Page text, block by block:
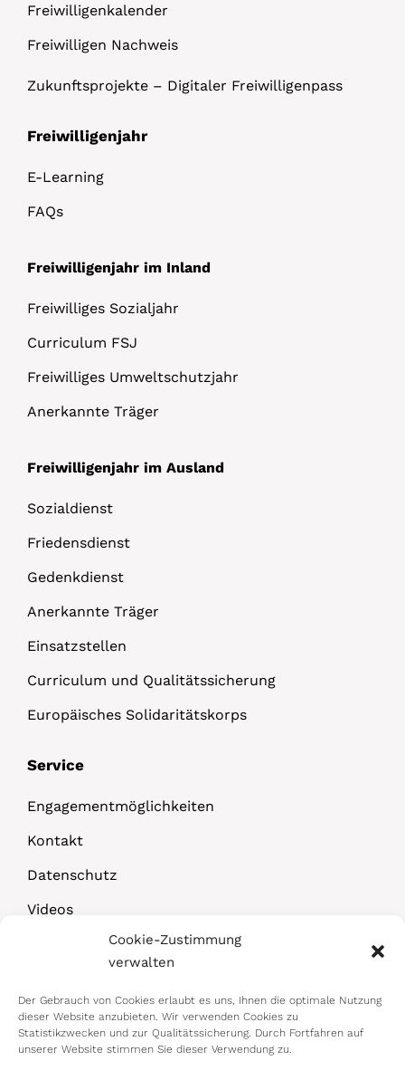
Cookie-Zustimmung
verwalten
Der Gebrauch von Cookies erlaubt es uns, Ihnen die optimale Nutzung
dieser Website anzubieten. Wir verwenden Cookies zu
Statistikzwecken und zur Qualitätssicherung. Durch Fortfahren auf
unserer Website stimmen Sie dieser Verwendung zu.
Freiwilligenkalender
Freiwilligen Nachweis
Zukunftsprojekte – Digitaler Freiwilligenpass
Freiwilligenjahr
E-Learning
FAQs
Freiwilligenjahr im Inland
Freiwilliges Sozialjahr
Curriculum FSJ
Freiwilliges Umweltschutzjahr
Anerkannte Träger
Freiwilligenjahr im Ausland
Sozialdienst
Friedensdienst
Gedenkdienst
Anerkannte Träger
Einsatzstellen
Curriculum und Qualitätssicherung
Europäisches Solidaritätskorps
Service
Engagementmöglichkeiten
Kontakt
Datenschutz
Videos